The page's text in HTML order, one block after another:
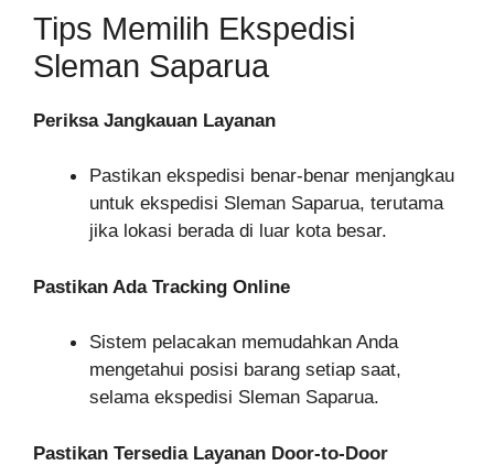
Tips Memilih Ekspedisi
Sleman Saparua
Periksa Jangkauan Layanan
Pastikan ekspedisi benar-benar menjangkau
untuk ekspedisi Sleman Saparua, terutama
jika lokasi berada di luar kota besar.
Pastikan Ada Tracking Online
Sistem pelacakan memudahkan Anda
mengetahui posisi barang setiap saat,
selama ekspedisi Sleman Saparua.
Pastikan Tersedia Layanan Door-to-Door